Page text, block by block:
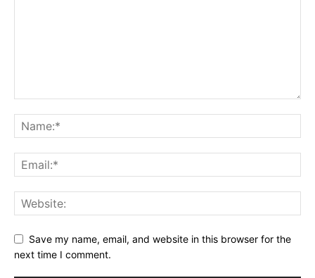
Save my name, email, and website in this browser for the
next time I comment.